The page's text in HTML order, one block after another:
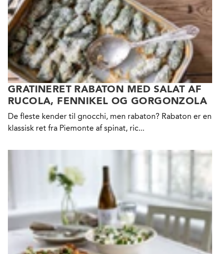
GRATINERET RABATON MED SALAT AF
RUCOLA, FENNIKEL OG GORGONZOLA
De fleste kender til gnocchi, men rabaton? Rabaton er en
klassisk ret fra Piemonte af spinat, ric...